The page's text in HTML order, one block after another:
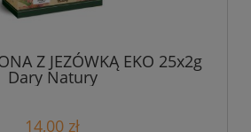
Z JEZÓWKĄ EKO 25x2g
Dary Natury
14,00 zł